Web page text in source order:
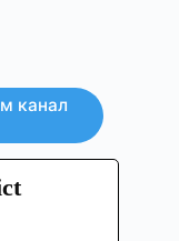
канал